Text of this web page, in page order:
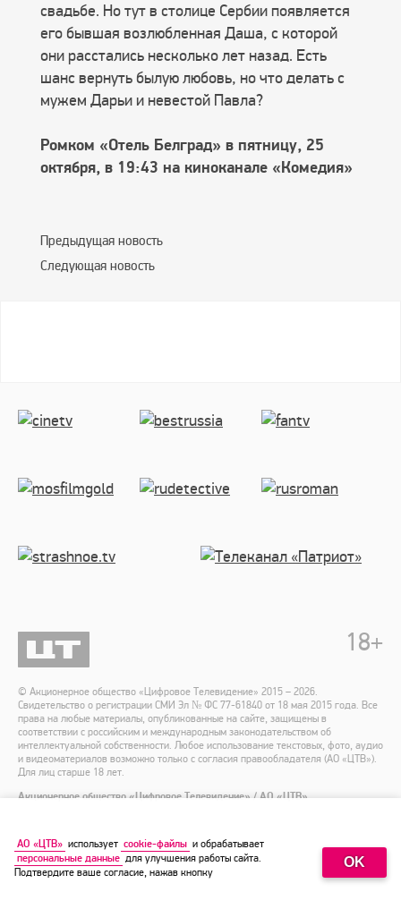
свадьбе. Но тут в столице Сербии появляется
его бывшая возлюбленная Даша, с которой
они расстались несколько лет назад. Есть
шанс вернуть былую любовь, но что делать с
мужем Дарьи и невестой Павла?
Ромком «Отель Белград» в пятницу, 25
октября, в 19:43 на киноканале «Комедия»
Предыдущая новость
Следующая новость
© Акционерное общество «Цифровое Телевидение» 2015 – 2026.
Свидетельство о регистрации СМИ Эл № ФС 77-61840 от 18 мая 2015 года. Все
права на любые материалы, опубликованные на сайте, защищены в
соответствии с российским и международным законодательством об
интеллектуальной собственности. Любое использование текстовых, фото, аудио
и видеоматериалов возможно только с согласия правообладателя (АО «ЦТВ»).
Для лиц старше 18 лет.
Акционерное общество «Цифровое Телевидение» / АО «ЦТВ»
Адрес электронной почты для обращений —dtr@digitalrussia.tv
Политика Акционерного общества «Цифровое Телевидение» в отношении
обработки персональных данных
18+
АО «ЦТВ» использует cookie-файлы и обрабатывает
персональные данные для улучшения работы сайта.
Подтвердите ваше согласие, нажав кнопку
OK